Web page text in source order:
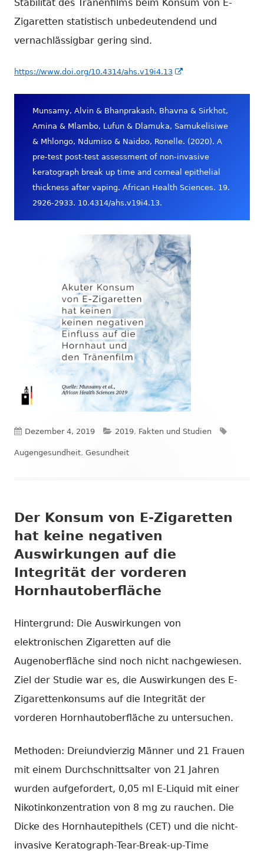
Stabilität des Tränenfilms beim Konsum von E-
Zigaretten statistisch unbedeutendend und
vernachlässigbar gering sind.
https://www.doi.org/10.4314/ahs.v19i4.13
Munsamy, Alvin & Bhanprakash, Bhavna & Sirkhot,
Amina & Mlambo, Lufun & Dlamuka, Samukelisiwe
& Mhlongo, Ndumiso & Naidoo, Ronelle. (2020). A
pre-test post-test assessment of non-invasive
keratograph break up time and corneal epithelial
thickness after vaping. African Health Sciences. 19.
2926-2933. 10.4314/ahs.v19i4.13.
Veröffentlicht
am
Dezember 4, 2019 Kategorien
2019, Fakten und Studien
Augengesundheit, Gesundheit
Der Konsum von E-Zigaretten
hat keine negativen
Auswirkungen auf die
Integrität der vorderen
Hornhautoberfläche
Hintergrund: Die Auswirkungen von
elektronischen Zigaretten auf die
Augenoberfläche sind noch nicht nachgewiesen.
Ziel der Studie war es, die Auswirkungen des E-
Zigarettenkonsums auf die Integrität der
vorderen Hornhautoberfläche zu untersuchen.
Methoden: Dreiundvierzig Männer und 21 Frauen
mit einem Durchschnittsalter von 21 Jahren
wurden aufgefordert, 0,05 ml E-Liquid mit einer
Nikotinkonzentration von 8 mg zu rauchen. Die
Dicke des Hornhautepithels (CET) und die nicht-
invasive Keratograph-Tear-Break-up-Time